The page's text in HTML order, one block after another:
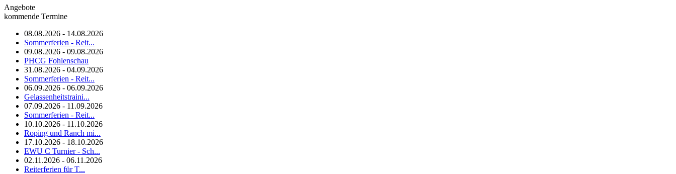
Angebote
kommende Termine
08.08.2026 - 14.08.2026
Sommerferien - Reit...
09.08.2026 - 09.08.2026
PHCG Fohlenschau
31.08.2026 - 04.09.2026
Sommerferien - Reit...
06.09.2026 - 06.09.2026
Gelassenheitstraini...
07.09.2026 - 11.09.2026
Sommerferien - Reit...
10.10.2026 - 11.10.2026
Roping und Ranch mi...
17.10.2026 - 18.10.2026
EWU C Turnier - Sch...
02.11.2026 - 06.11.2026
Reiterferien für T...